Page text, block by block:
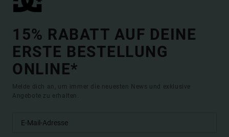
15% RABATT AUF DEINE
ERSTE BESTELLUNG
ONLINE*
Melde dich an, um immer die neuesten News und exklusive
Angebote zu erhalten.